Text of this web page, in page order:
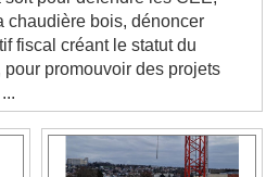
window. Escape will cancel
pour défendre les CEE,
bois, dénoncer
fiscal créant le statut du
promouvoir des projets